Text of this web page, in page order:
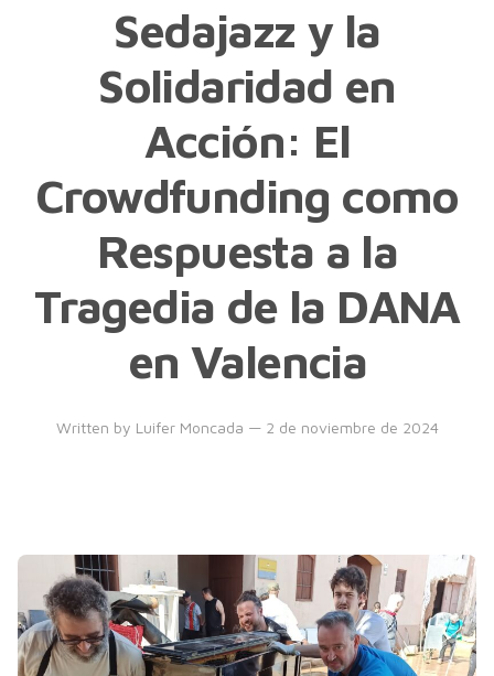
Sedajazz y la
Solidaridad en
Acción: El
Crowdfunding como
Respuesta a la
Tragedia de la DANA
en Valencia
Written by Luifer Moncada — 2 de noviembre de 2024